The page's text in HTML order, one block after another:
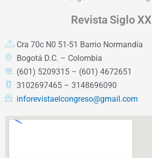
Revista Siglo XXI
Cra 70c N0 51-51 Barrio Normandía
Bogotá D.C. – Colombia
(601) 5209315 – (601) 4672651
3102697465 – 3148696090
inforevistaelcongreso@gmail.com